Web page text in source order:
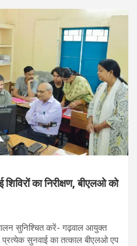
का निरीक्षण, बीएलओ को
सुनिश्चित करें- गढ़वाल आयुक्त
सुनवाई का तत्काल बीएलओ एप